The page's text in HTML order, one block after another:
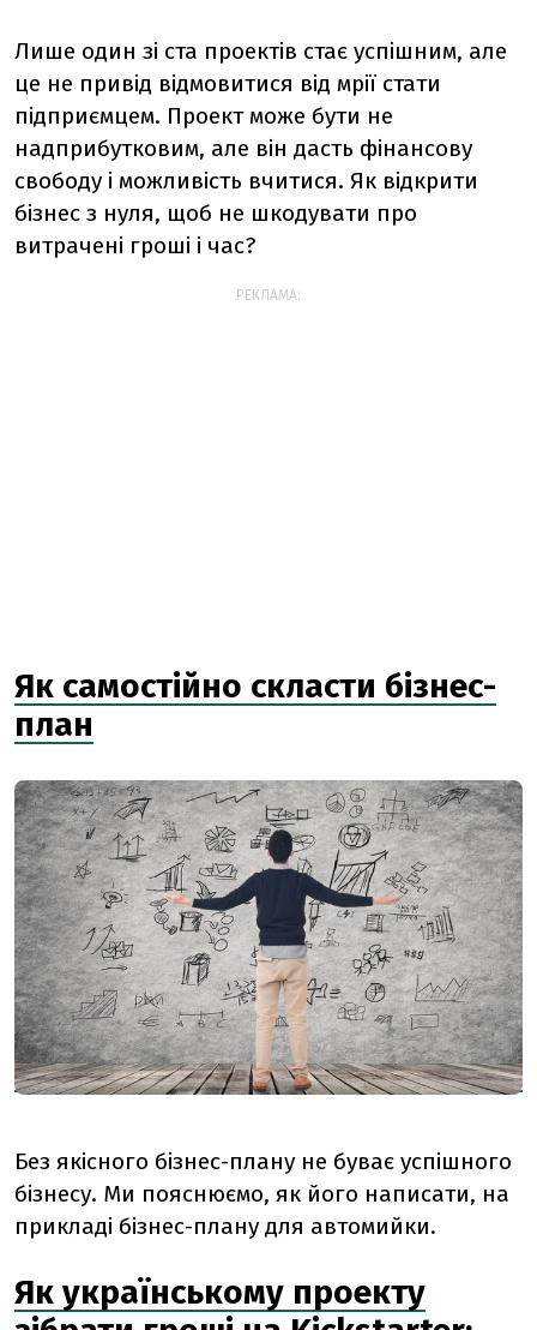
Лише один зі ста проектів стає успішним, але
це не привід відмовитися від мрії стати
підприємцем. Проект може бути не
надприбутковим, але він дасть фінансову
свободу і можливість вчитися. Як відкрити
бізнес з нуля, щоб не шкодувати про
витрачені гроші і час?
РЕКЛАМА:
Як самостійно скласти бізнес-
план
Без якісного бізнес-плану не буває успішного
бізнесу. Ми пояснюємо, як його написати, на
прикладі бізнес-плану для автомийки.
Як українському проекту